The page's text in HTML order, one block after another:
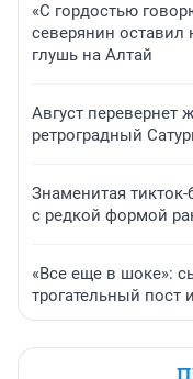
«С гордостью
северянин
глушь на Алтай
Август перевернет
ретроградный
Знаменитая
с редкой формой
«Все еще в шоке»:
трогательный пост